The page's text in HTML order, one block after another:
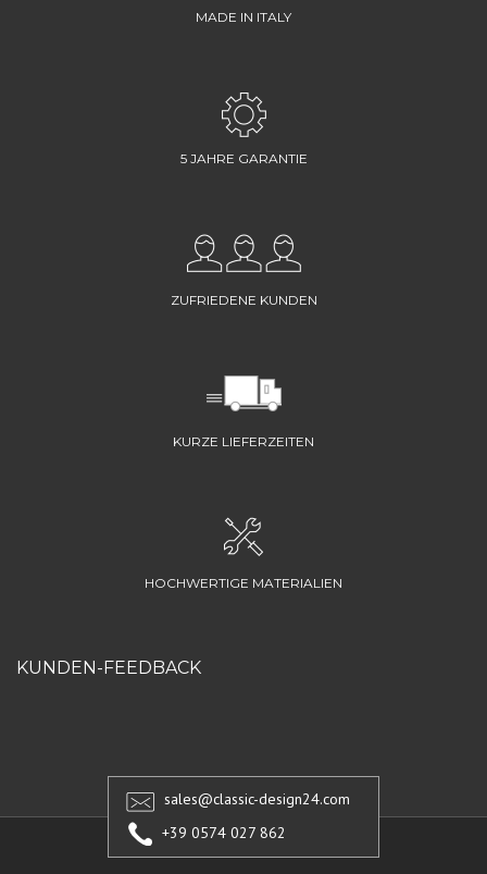
MADE IN ITALY
5 JAHRE GARANTIE
ZUFRIEDENE KUNDEN
KURZE LIEFERZEITEN
HOCHWERTIGE MATERIALIEN
KUNDEN-FEEDBACK
sales@classic-design24.com
+39 0574 027 862